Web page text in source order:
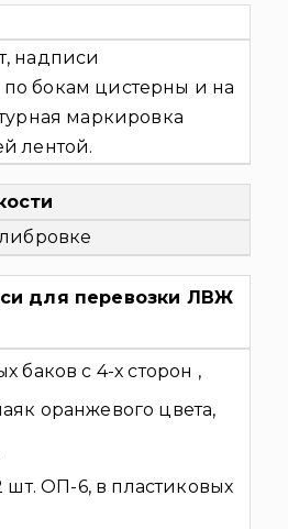
надписи
бокам цистерны и на
маркировка
лентой.
для перевозки ЛВЖ
баков с 4-х сторон ,
оранжевого цвета,
шт. ОП-6, в пластиковых